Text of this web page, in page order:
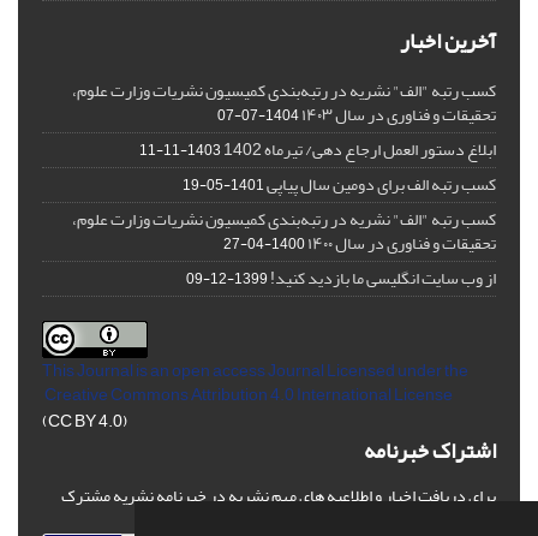
آخرین اخبار
کسب رتبه "الف" نشریه در رتبه‌بندی کمیسیون نشریات وزارت علوم،
تحقیقات و فناوری در سال ۱۴۰۳ 1404-07-07
ابلاغ دستور العمل ارجاع دهی/ تیرماه 1402 1403-11-11
کسب رتبه الف برای دومین سال پیاپی1401-05-19
کسب رتبه "الف" نشریه در رتبه‌بندی کمیسیون نشریات وزارت علوم،
تحقیقات و فناوری در سال ۱۴۰۰ 1400-04-27
از وب سایت انگلیسی ما بازدید کنید!1399-12-09
This Journal is an open access Journal Licensedunder the
Creative Commons Attribution 4.0 International License
(CC BY 4.0)
اشتراک خبرنامه
برای دریافت اخبار و اطلاعیه های مهم نشریه در خبرنامه نشریه مشترک